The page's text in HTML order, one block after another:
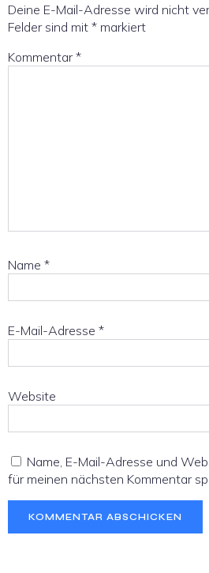
Deine E-Mail-Adresse wird nicht
Felder sind mit * markiert
Kommentar*
Name *
E-Mail-Adresse *
Website
Name, E-Mail-Adresse und
für meinen nächsten Kommentar